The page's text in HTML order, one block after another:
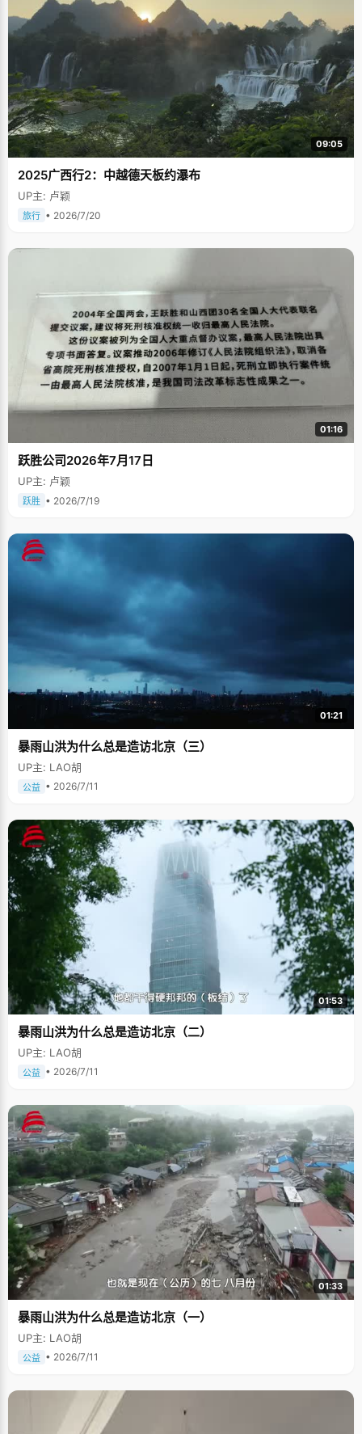
09:05
2025广西行2：中越德天板约瀑布
UP主: 卢颖
旅行 • 2026/7/20
01:16
跃胜公司2026年7月17日
UP主: 卢颖
跃胜 • 2026/7/19
01:21
暴雨山洪为什么总是造访北京（三）
UP主: LAO胡
公益 • 2026/7/11
01:53
暴雨山洪为什么总是造访北京（二）
UP主: LAO胡
公益 • 2026/7/11
01:33
暴雨山洪为什么总是造访北京（一）
UP主: LAO胡
公益 • 2026/7/11